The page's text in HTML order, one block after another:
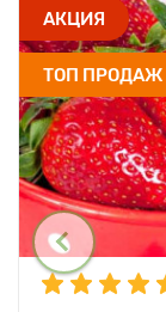
АКЦИЯ
ТОП ПРОДАЖ